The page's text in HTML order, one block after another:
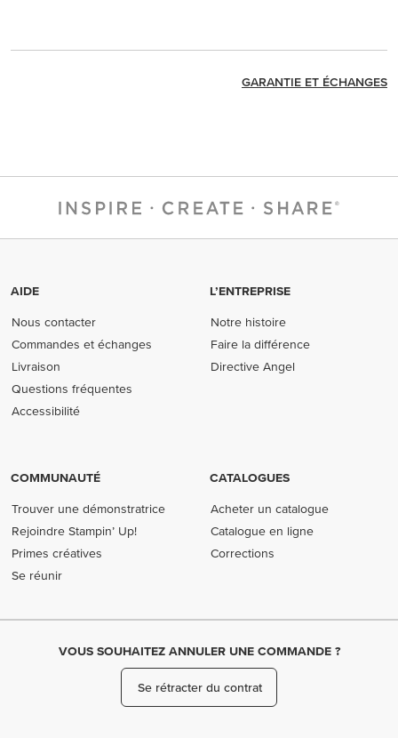
GARANTIE ET ÉCHANGES
AIDE
Nous contacter
Commandes et échanges
Livraison
Questions fréquentes
Accessibilité
L’ENTREPRISE
Notre histoire
Faire la différence
Directive Angel
COMMUNAUTÉ
Trouver une démonstratrice
Rejoindre Stampin’ Up!
Primes créatives
Se réunir
CATALOGUES
Acheter un catalogue
Catalogue en ligne
Corrections
VOUS SOUHAITEZ ANNULER UNE COMMANDE ?
Se rétracter du contrat